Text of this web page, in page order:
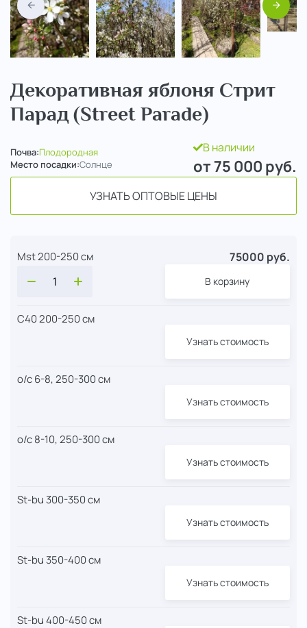
Назад Вперед
Декоративная яблоня Стрит
Парад (Street Parade)
Почва:Плодородная
Место посадки:Солнце
В наличии
от 75 000 руб.
УЗНАТЬ ОПТОВЫЕ ЦЕНЫ
Mst 200-250 см 75000 руб.
В корзину
С40 200-250 см
Узнать стоимость
о/с 6-8, 250-300 см
Узнать стоимость
о/с 8-10, 250-300 см
Узнать стоимость
St-bu 300-350 см
Узнать стоимость
St-bu 350-400 см
Узнать стоимость
St-bu 400-450 см